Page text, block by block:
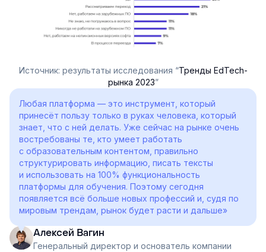
Источник: результаты исследования “Тренды EdTech-
рынка 2023”
Любая платформа — это инструмент, который
принесёт пользу только в руках человека, который
знает, что с ней делать. Уже сейчас на рынке очень
востребованы те, кто умеет работать
с образовательным контентом, правильно
структурировать информацию, писать тексты
и использовать на 100% функциональность
платформы для обучения. Поэтому сегодня
появляется всё больше новых профессий и, судя по
мировым трендам, рынок будет расти и дальше»
Алексей Вагин
Генеральный директор и основатель компании